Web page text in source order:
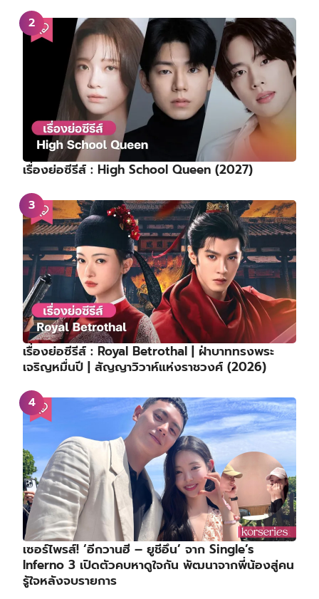
เรื่องย่อซีรีส์ : High School Queen (2027)
เรื่องย่อซีรีส์ : Royal Betrothal | ฝ่าบาททรงพระ
เจริญหมื่นปี | สัญญาวิวาห์แห่งราชวงศ์ (2026)
เซอร์ไพรส์! ‘อีกวานฮี – ยูชีอึน’ จาก Single’s
Inferno 3 เปิดตัวคบหาดูใจกัน พัฒนาจากพี่น้องสู่คน
รู้ใจหลังจบรายการ